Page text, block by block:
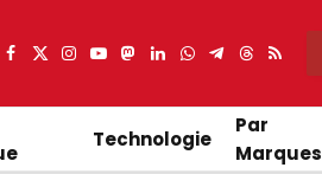
Facebook
X
Instagram
YouTube
Mastodon
LinkedIn
WhatsApp
Partager
Telegram
Threads
RSS
Technologie
Par
Marques